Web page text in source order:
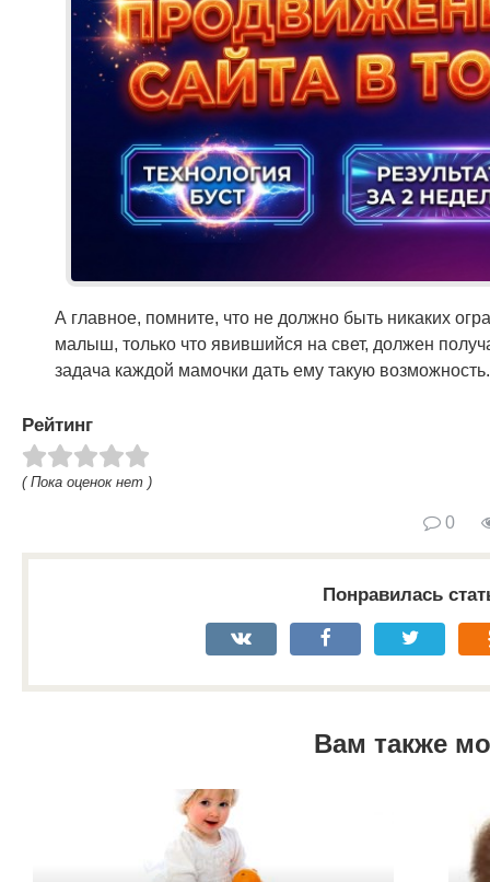
А главное, помните, что не должно быть никаких
малыш, только что явившийся на свет, должен
задача каждой мамочки дать ему такую возможность.
Рейтинг
( Пока оценок нет )
0
Понравилась
Вам также